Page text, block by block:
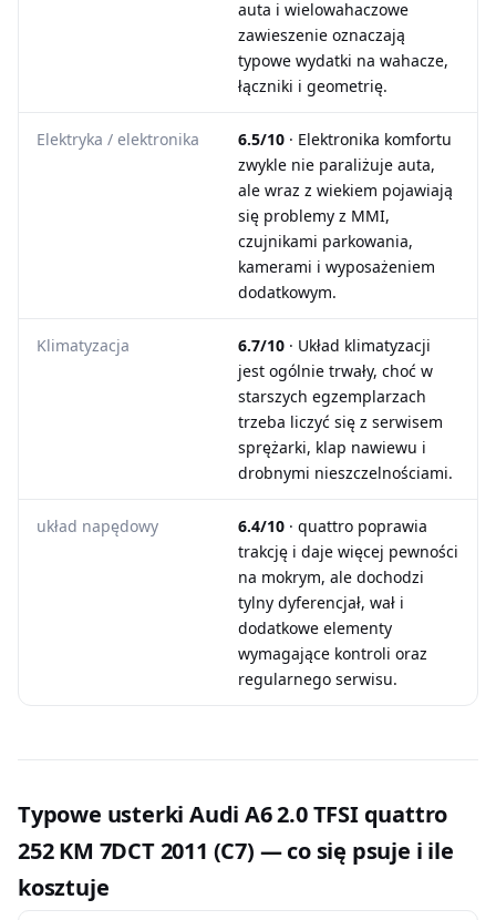
auta i wielowahaczowe
zawieszenie oznaczają
typowe wydatki na wahacze,
łączniki i geometrię.
Elektryka / elektronika 6.5/10 · Elektronika komfortu
zwykle nie paraliżuje auta,
ale wraz z wiekiem pojawiają
się problemy z MMI,
czujnikami parkowania,
kamerami i wyposażeniem
dodatkowym.
Klimatyzacja 6.7/10 · Układ klimatyzacji
jest ogólnie trwały, choć w
starszych egzemplarzach
trzeba liczyć się z serwisem
sprężarki, klap nawiewu i
drobnymi nieszczelnościami.
układ napędowy 6.4/10 · quattro poprawia
trakcję i daje więcej pewności
na mokrym, ale dochodzi
tylny dyferencjał, wał i
dodatkowe elementy
wymagające kontroli oraz
regularnego serwisu.
Typowe usterki Audi A6 2.0 TFSI quattro
252 KM 7DCT 2011 (C7) — co się psuje i ile
kosztuje